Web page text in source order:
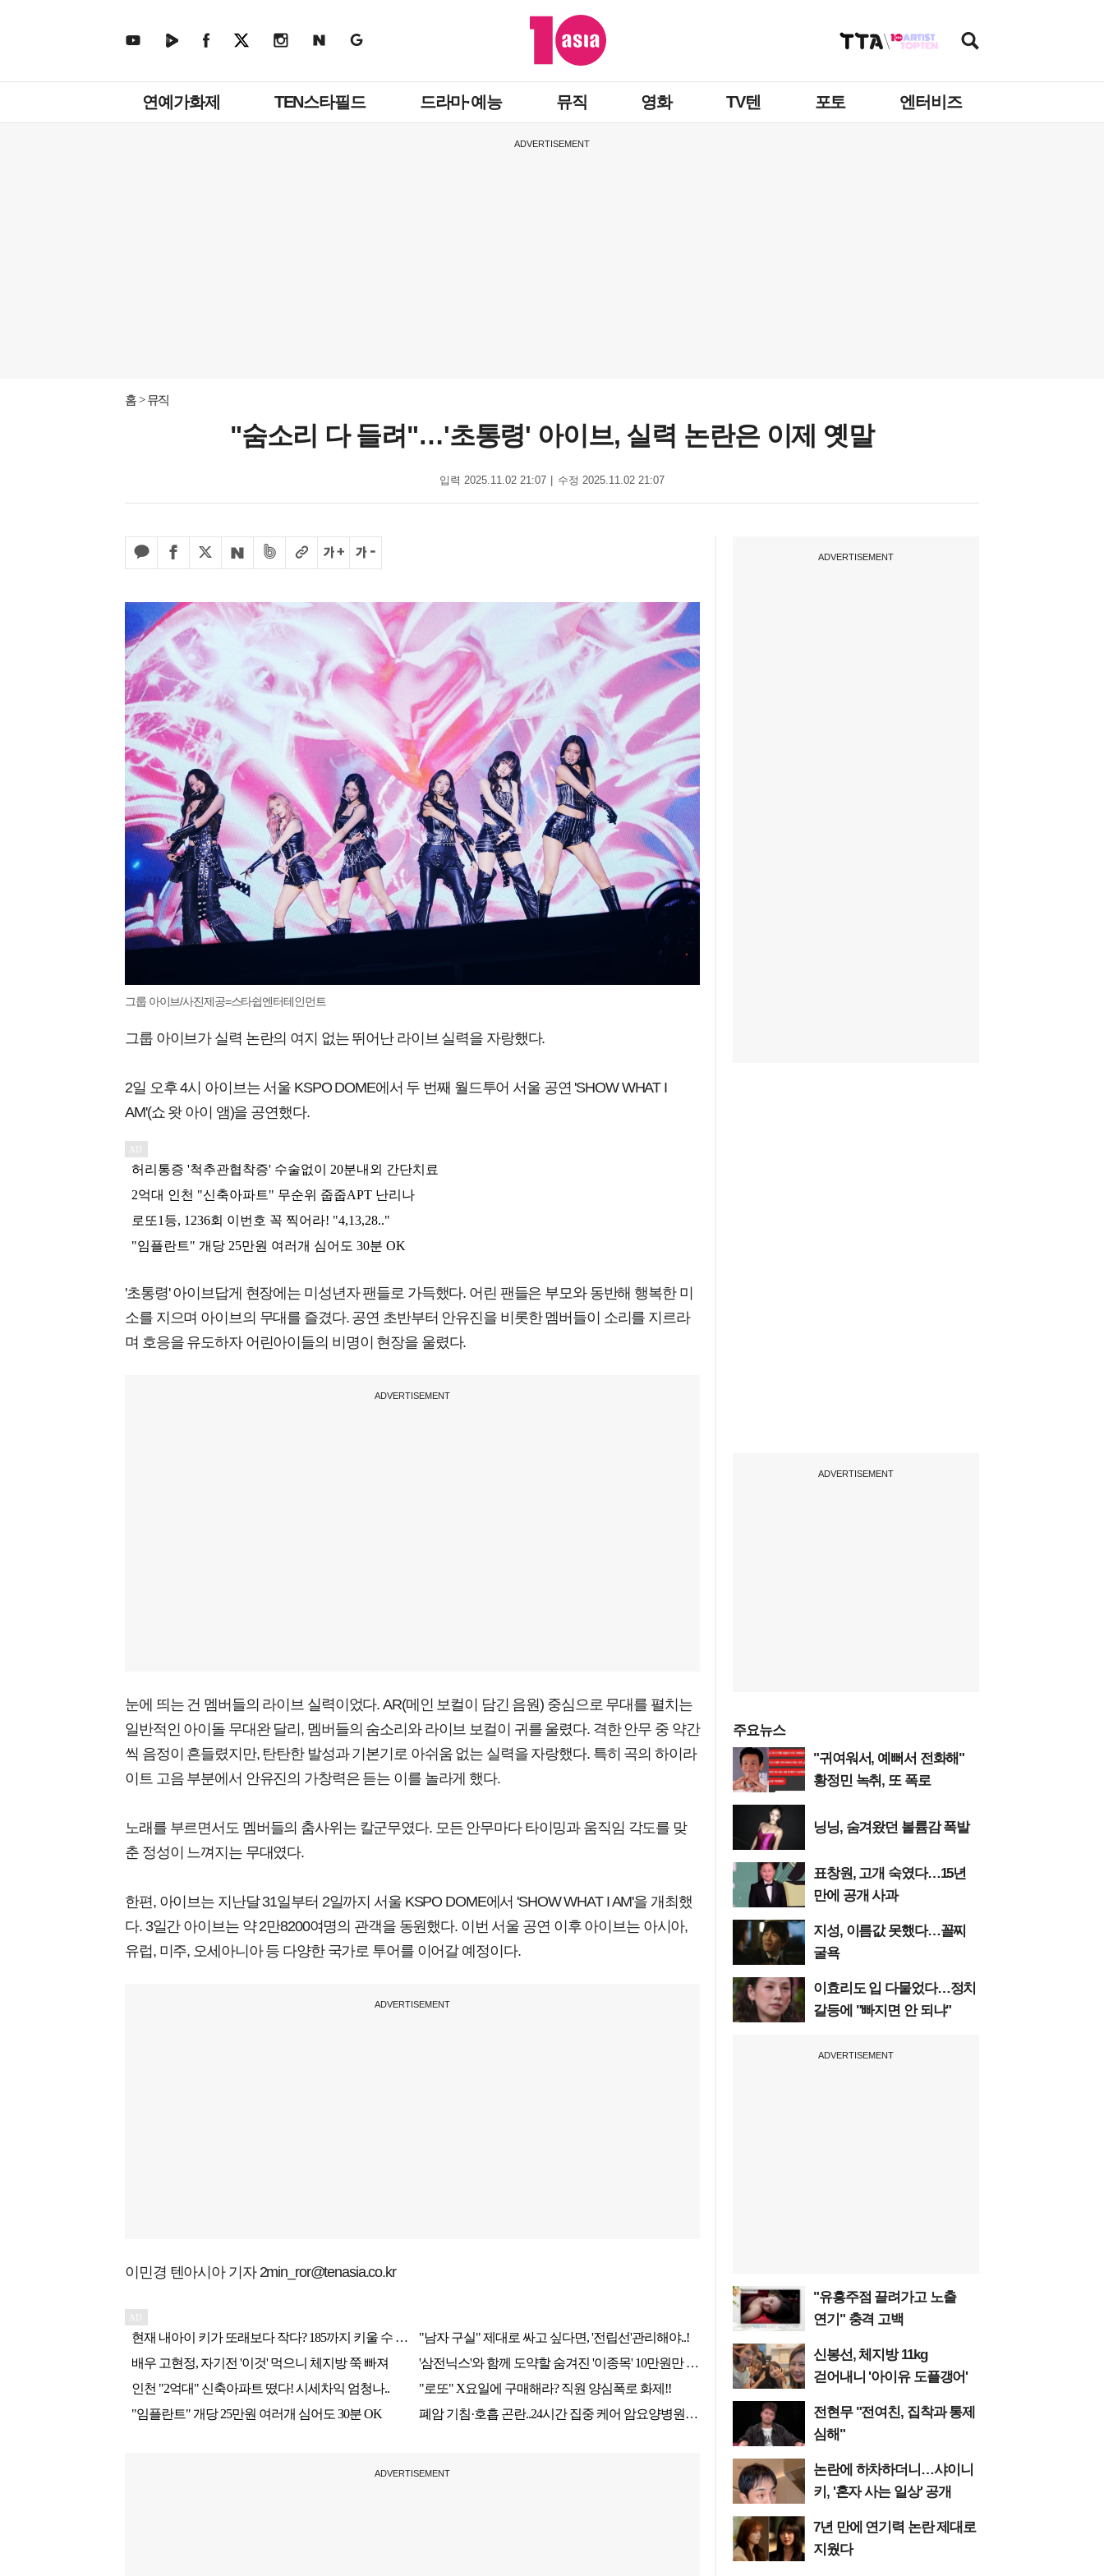
뉴
연예가화제 TEN스타필드 드라마·예능 뮤직 영화 TV텐 포토 엔터비즈
ADVERTISEMENT
홈 뮤직
"숨소리 다 들려"…'초통령' 아이브, 실력 논란은 이제 옛말
입력 2025.11.02 21:07 수정 2025.11.02 21:07
그룹 아이브/사진제공=스타쉽엔터테인먼트
그룹 아이브가 실력 논란의 여지 없는 뛰어난 라이브 실력을 자랑했다.
2일 오후 4시 아이브는 서울 KSPO DOME에서 두 번째 월드투어 서울 공연 'SHOW WHAT I
AM'(쇼 왓 아이 앰)을 공연했다.
'초통령' 아이브답게 현장에는 미성년자 팬들로 가득했다. 어린 팬들은 부모와 동반해 행복한 미
소를 지으며 아이브의 무대를 즐겼다. 공연 초반부터 안유진을 비롯한 멤버들이 소리를 지르라
며 호응을 유도하자 어린아이들의 비명이 현장을 울렸다.
ADVERTISEMENT
눈에 띄는 건 멤버들의 라이브 실력이었다. AR(메인 보컬이 담긴 음원) 중심으로 무대를 펼치는
일반적인 아이돌 무대완 달리, 멤버들의 숨소리와 라이브 보컬이 귀를 울렸다. 격한 안무 중 약간
씩 음정이 흔들렸지만, 탄탄한 발성과 기본기로 아쉬움 없는 실력을 자랑했다. 특히 곡의 하이라
이트 고음 부분에서 안유진의 가창력은 듣는 이를 놀라게 했다.
노래를 부르면서도 멤버들의 춤사위는 칼군무였다. 모든 안무마다 타이밍과 움직임 각도를 맞
춘 정성이 느껴지는 무대였다.
한편, 아이브는 지난달 31일부터 2일까지 서울 KSPO DOME에서 'SHOW WHAT I AM'을 개최했
다. 3일간 아이브는 약 2만8200여명의 관객을 동원했다. 이번 서울 공연 이후 아이브는 아시아,
유럽, 미주, 오세아니아 등 다양한 국가로 투어를 이어갈 예정이다.
ADVERTISEMENT
이민경 텐아시아 기자 2min_ror@tenasia.co.kr
ADVERTISEMENT
ADVERTISEMENT
ADVERTISEMENT
주요뉴스
"귀여워서, 예뻐서 전화해"
황정민 녹취, 또 폭로
닝닝, 숨겨왔던 볼륨감 폭발
표창원, 고개 숙였다…15년
만에 공개 사과
지성, 이름값 못했다…꼴찌
굴욕
이효리도 입 다물었다…정치
갈등에 "빠지면 안 되냐"
ADVERTISEMENT
"유흥주점 끌려가고 노출
연기" 충격 고백
신봉선, 체지방 11kg
걷어내니 '아이유 도플갱어'
전현무 "전여친, 집착과 통제
심해"
논란에 하차하더니…샤이니
키, '혼자 사는 일상' 공개
7년 만에 연기력 논란 제대로
지웠다